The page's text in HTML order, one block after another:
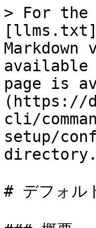
> For the
available
page is
(https://
cli/
setup/
# デフォル